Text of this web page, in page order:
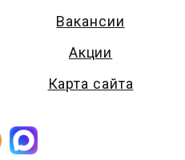
Вакансии
Акции
Карта сайта